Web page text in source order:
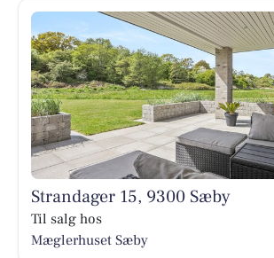
Strandager 15, 9300 Sæby
Til salg hos
Mæglerhuset Sæby